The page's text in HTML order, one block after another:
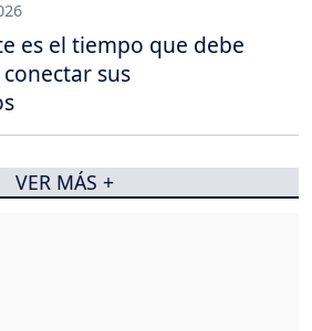
es el tiempo que debe
sus
VER MÁS +